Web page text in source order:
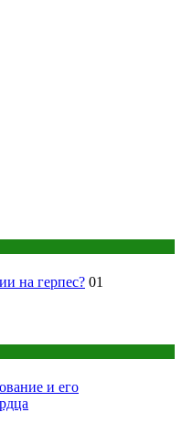
на герпес? 01
и его